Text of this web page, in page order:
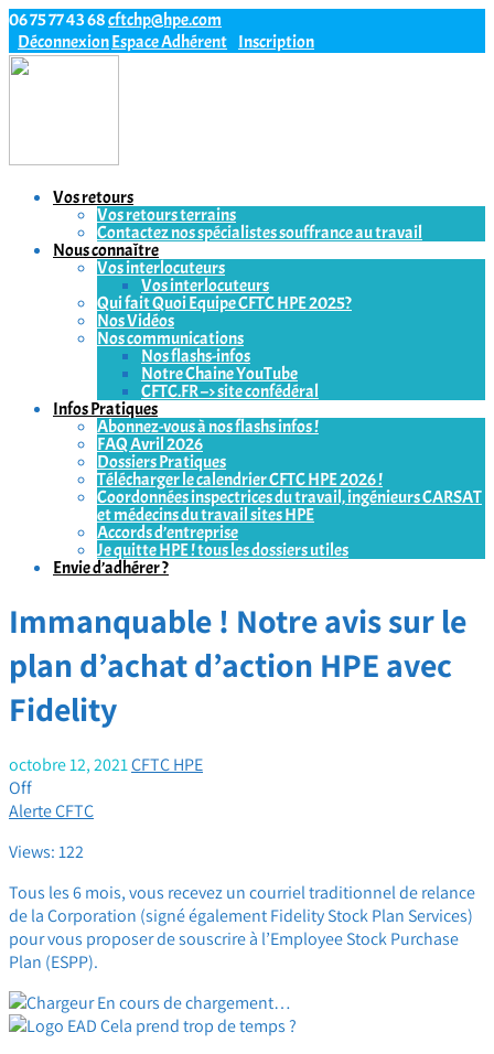
06 75 77 43 68cftchp@hpe.com
DéconnexionEspace Adhérent Inscription
Vos retours
Vos retours terrains
Contactez nos spécialistes souffrance au travail
Nous connaître
Vos interlocuteurs
Vos interlocuteurs
Qui fait Quoi Equipe CFTC HPE 2025?
Nos Vidéos
Nos communications
Nos flashs-infos
Notre Chaine YouTube
CFTC.FR –> site confédéral
Infos Pratiques
Abonnez-vous à nos flashs infos !
FAQ Avril 2026
Dossiers Pratiques
Télécharger le calendrier CFTC HPE 2026 !
Coordonnées inspectrices du travail, ingénieurs CARSAT
et médecins du travail sites HPE
Accords d’entreprise
Je quitte HPE ! tous les dossiers utiles
Envie d’adhérer ?
Immanquable ! Notre avis sur le
plan d’achat d’action HPE avec
Fidelity
octobre 12, 2021CFTC HPE
Off
Alerte CFTC
Views: 122
Tous les 6 mois, vous recevez un courriel traditionnel de relance
de la Corporation (signé également Fidelity Stock Plan Services)
pour vous proposer de souscrire à l’Employee Stock Purchase
Plan (ESPP).
En cours de chargement…
Cela prend trop de temps ?